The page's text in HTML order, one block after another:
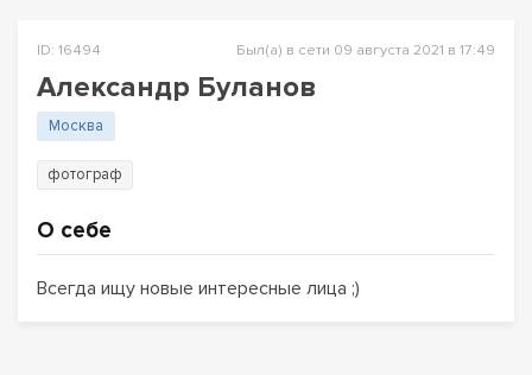
ID: 16494 Был(а) в сети 09 августа 2021 в 17:49
Александр Буланов
Москва
фотограф
О себе
Всегда ищу новые интересные лица ;)